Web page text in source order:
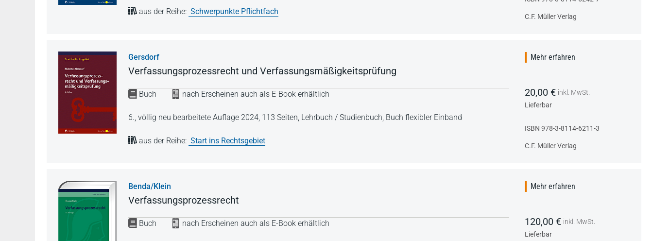
aus der Reihe: Schwerpunkte Pflichtfach
C.F. Müller Verlag
Gersdorf
Verfassungsprozessrecht und Verfassungsmäßigkeitsprüfung
Buch nach Erscheinen auch als E-Book erhältlich
6., völlig neu bearbeitete Auflage 2024, 113 Seiten, Lehrbuch / Studienbuch, Buch flexibler Einband
aus der Reihe: Start ins Rechtsgebiet
Mehr erfahren
20,00 € inkl. MwSt.
Lieferbar
ISBN 978-3-8114-6211-3
C.F. Müller Verlag
Benda/Klein
Verfassungsprozessrecht
Buch nach Erscheinen auch als E-Book erhältlich
Mehr erfahren
120,00 € inkl. MwSt.
Lieferbar